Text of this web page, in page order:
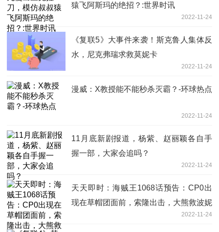
猿飞阿斯玛的绝招？:世界时讯
2022-11-24
《复联5》大事件来袭！斯克鲁人集体反
水，尼克弗瑞求救莫妮卡
2022-11-24
漫威：X教授能不能秒杀灭霸？-环球热点
2022-11-24
11月底新剧报道，杨紫、赵丽颖各自手
握一部，大家会追吗？
2022-11-24
天天即时：海贼王1068话预告：CP0出
现在草帽团面前，索隆出击，大熊救波妮
2022-11-24